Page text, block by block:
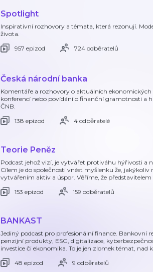
Spotlight
Inspirativní rozhovory a témata, která rezonují.
života.
957 epizod
724 odběratelů
Česká národní banka
Komentáře a rozhovory o aktuálních
konferencí nebo povídání o finanční gramotnosti a
ČNB.
138 epizod
4 odběratelé
Teorie Peněz
Podcast jehož vizí, je vytvářet protiváhu hýřivosti a
Cílem je do společnosti vnést myšlenku že,
vytvářením aktiv a úspor. Věříme, že
153 epizod
159 odběratelů
BANKAST
Jediný podcast pro profesionální finance. Bankovní
penzijní produkty, ESG, digitalizace,
investice či ekonomika. To je jen zlomek témat, nad
48 epizod
9 odběratelů